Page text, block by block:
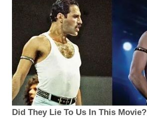
Did They Lie To Us In This Movie?